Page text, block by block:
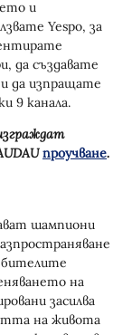
и
Yespo, за
да създавате
да изпращате
9 канала.
проучване.
шампиони
на
засилва
на живота